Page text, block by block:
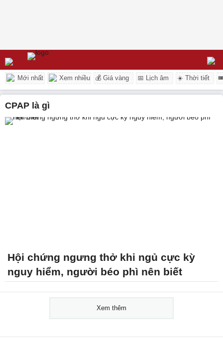
Mới nhất Xem nhiều 💰 Giá vàng 📅 Lịch âm ☀️ Thời tiết
CPAP là gì
Hội chứng ngưng thở khi ngủ cực kỳ
nguy hiểm, người béo phì nên biết
Xem thêm